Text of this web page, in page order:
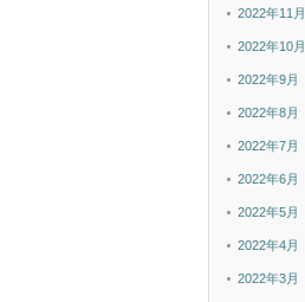
2022年11月
2022年10月
2022年9月
2022年8月
2022年7月
2022年6月
2022年5月
2022年4月
2022年3月